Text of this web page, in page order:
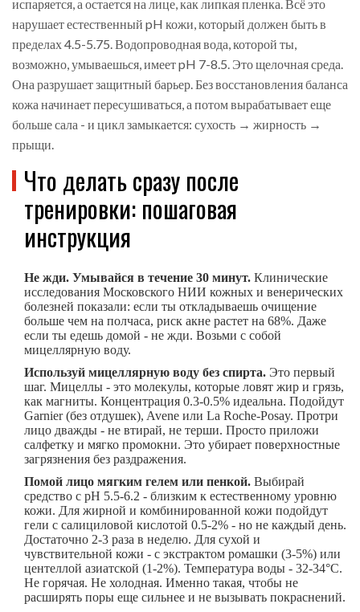
испаряется, а остается на лице, как липкая пленка. Всё это
нарушает естественный pH кожи, который должен быть в
пределах 4.5-5.75. Водопроводная вода, которой ты,
возможно, умываешься, имеет pH 7-8.5. Это щелочная среда.
Она разрушает защитный барьер. Без восстановления баланса
кожа начинает пересушиваться, а потом вырабатывает еще
больше сала - и цикл замыкается: сухость → жирность →
прыщи.
Что делать сразу после
тренировки: пошаговая
инструкция
Не жди. Умывайся в течение 30 минут. Клинические
исследования Московского НИИ кожных и венерических
болезней показали: если ты откладываешь очищение
больше чем на полчаса, риск акне растет на 68%. Даже
если ты едешь домой - не жди. Возьми с собой
мицеллярную воду.
Используй мицеллярную воду без спирта. Это первый
шаг. Мицеллы - это молекулы, которые ловят жир и грязь,
как магниты. Концентрация 0.3-0.5% идеальна. Подойдут
Garnier (без отдушек), Avene или La Roche-Posay. Протри
лицо дважды - не втирай, не терши. Просто приложи
салфетку и мягко промокни. Это убирает поверхностные
загрязнения без раздражения.
Помой лицо мягким гелем или пенкой. Выбирай
средство с pH 5.5-6.2 - близким к естественному уровню
кожи. Для жирной и комбинированной кожи подойдут
гели с салициловой кислотой 0.5-2% - но не каждый день.
Достаточно 2-3 раза в неделю. Для сухой и
чувствительной кожи - с экстрактом ромашки (3-5%) или
центеллой азиатской (1-2%). Температура воды - 32-34°C.
Не горячая. Не холодная. Именно такая, чтобы не
расширять поры еще сильнее и не вызывать покраснений.